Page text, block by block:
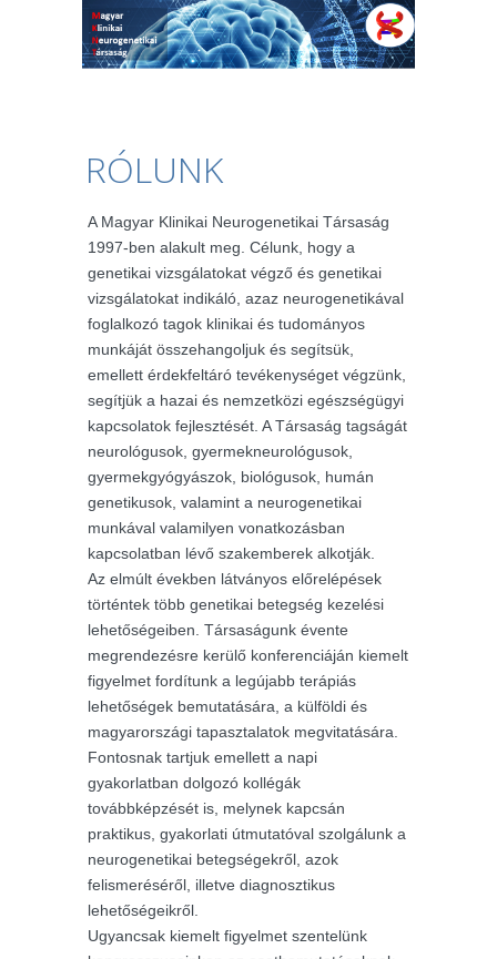
RÓLUNK
A Magyar Klinikai Neurogenetikai Társaság
1997-ben alakult meg. Célunk, hogy a
genetikai vizsgálatokat végző és genetikai
vizsgálatokat indikáló, azaz neurogenetikával
foglalkozó tagok klinikai és tudományos
munkáját összehangoljuk és segítsük,
emellett érdekfeltáró tevékenységet végzünk,
segítjük a hazai és nemzetközi egészségügyi
kapcsolatok fejlesztését. A Társaság tagságát
neurológusok, gyermekneurológusok,
gyermekgyógyászok, biológusok, humán
genetikusok, valamint a neurogenetikai
munkával valamilyen vonatkozásban
kapcsolatban lévő szakemberek alkotják.
Az elmúlt években látványos előrelépések
történtek több genetikai betegség kezelési
lehetőségeiben. Társaságunk évente
megrendezésre kerülő konferenciáján kiemelt
figyelmet fordítunk a legújabb terápiás
lehetőségek bemutatására, a külföldi és
magyarországi tapasztalatok megvitatására.
Fontosnak tartjuk emellett a napi
gyakorlatban dolgozó kollégák
továbbképzését is, melynek kapcsán
praktikus, gyakorlati útmutatóval szolgálunk a
neurogenetikai betegségekről, azok
felismeréséről, illetve diagnosztikus
lehetőségeikről.
Ugyancsak kiemelt figyelmet szentelünk